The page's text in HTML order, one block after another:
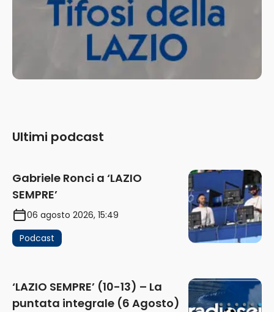
Ultimi podcast
Gabriele Ronci a ‘LAZIO
SEMPRE’
06 agosto 2026, 15:49
Podcast
‘LAZIO SEMPRE’ (10-13) – La
puntata integrale (6 Agosto)